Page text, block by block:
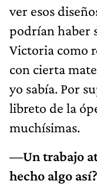
ver esos
podrían haber
Victoria como
con cierta
yo sabía. Por
libreto de la
muchísimas.
—Un trabajo
hecho algo así?